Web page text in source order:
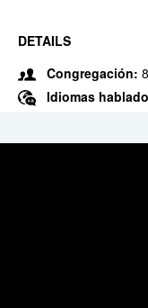
DETAILS
Congregación: 8
Idiomas